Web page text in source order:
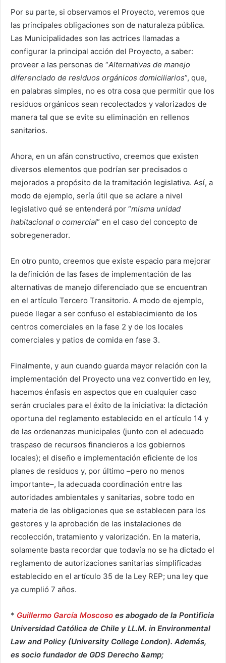
Por su parte, si observamos el Proyecto, veremos que
las principales obligaciones son de naturaleza pública.
Las Municipalidades son las actrices llamadas a
configurar la principal acción del Proyecto, a saber:
proveer a las personas de “Alternativas de manejo
diferenciado de residuos orgánicos domiciliarios”, que,
en palabras simples, no es otra cosa que permitir que los
residuos orgánicos sean recolectados y valorizados de
manera tal que se evite su eliminación en rellenos
sanitarios.
Ahora, en un afán constructivo, creemos que existen
diversos elementos que podrían ser precisados o
mejorados a propósito de la tramitación legislativa. Así, a
modo de ejemplo, sería útil que se aclare a nivel
legislativo qué se entenderá por “misma unidad
habitacional o comercial” en el caso del concepto de
sobregenerador.
En otro punto, creemos que existe espacio para mejorar
la definición de las fases de implementación de las
alternativas de manejo diferenciado que se encuentran
en el artículo Tercero Transitorio. A modo de ejemplo,
puede llegar a ser confuso el establecimiento de los
centros comerciales en la fase 2 y de los locales
comerciales y patios de comida en fase 3.
Finalmente, y aun cuando guarda mayor relación con la
implementación del Proyecto una vez convertido en ley,
hacemos énfasis en aspectos que en cualquier caso
serán cruciales para el éxito de la iniciativa: la dictación
oportuna del reglamento establecido en el artículo 14 y
de las ordenanzas municipales (junto con el adecuado
traspaso de recursos financieros a los gobiernos
locales); el diseño e implementación eficiente de los
planes de residuos y, por último –pero no menos
importante–, la adecuada coordinación entre las
autoridades ambientales y sanitarias, sobre todo en
materia de las obligaciones que se establecen para los
gestores y la aprobación de las instalaciones de
recolección, tratamiento y valorización. En la materia,
solamente basta recordar que todavía no se ha dictado el
reglamento de autorizaciones sanitarias simplificadas
establecido en el artículo 35 de la Ley REP; una ley que
ya cumplió 7 años.
* Guillermo García Moscoso es abogado de la Pontificia
Universidad Católica de Chile y LL.M. in Environmental
Law and Policy (University College London). Además,
es socio fundador de GDS Derecho &amp;